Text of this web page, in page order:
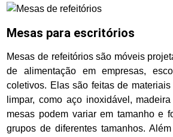
Mesas para escritórios
Mesas de refeitórios são móveis
de alimentação em empresas,
coletivos. Elas são feitas de
limpar, como aço inoxidável,
mesas podem variar em tamanho e
grupos de diferentes tamanhos.